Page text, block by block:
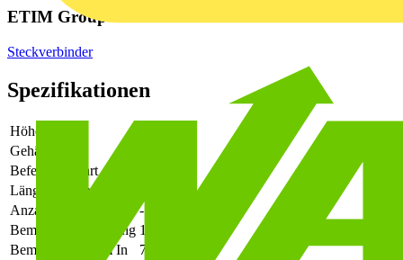
ETIM Group
Steckverbinder
Spezifikationen
Höhe
Gehäusefarbe
Befestigungsart
Länge des Pins
Anzahl der Etagen
-
Bemessungsspannung 1000
Bemessungsstrom In
76